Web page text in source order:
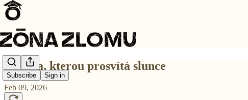
Subscribe Sign in
Trhlina, kterou prosvítá slunce
Feb 09, 2026